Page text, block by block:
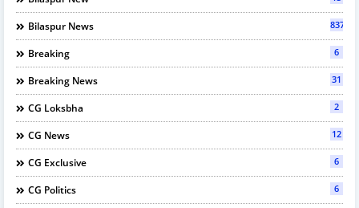
Bilaspur News 837
Breaking 6
Breaking News 31
CG Loksbha 2
CG News 12
CG Exclusive 6
CG Politics 6